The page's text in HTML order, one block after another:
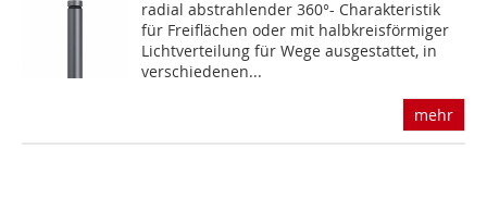
radial abstrahlender 360°- Charakteristik
für Freiflächen oder mit halbkreisförmiger
Lichtverteilung für Wege ausgestattet, in
verschiedenen...
mehr